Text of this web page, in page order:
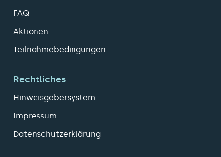
FAQ
Aktionen
Teilnahmebedingungen
Rechtliches
Hinweisgebersystem
Impressum
Datenschutzerklärung